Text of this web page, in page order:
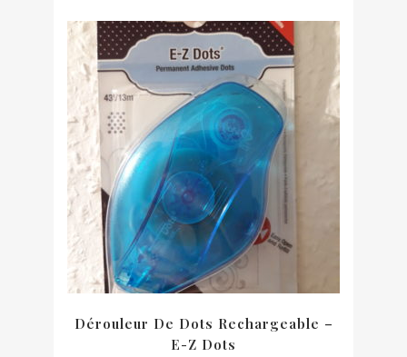
Dérouleur De Dots Rechargeable –
E-Z Dots